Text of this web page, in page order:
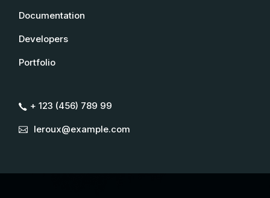
Documentation
Developers
Portfolio
+ 123 (456) 789 99
leroux@example.com